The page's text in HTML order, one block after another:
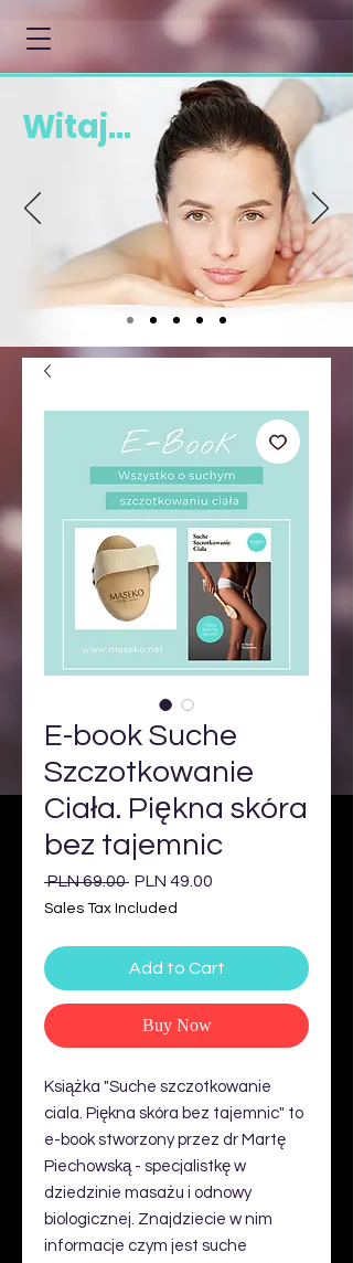
Witaj...
E-book Suche
Szczotkowanie
Ciała. Piękna skóra
bez tajemnic
PLN 69.00 Regular
PLN 49.00
Sales Tax Included
Add to Cart
Buy Now
Książka "Suche szczotkowanie
ciala. Piękna skóra bez tajemnic" to
e-book stworzony przez dr Martę
Piechowską - specjalistkę w
dziedzinie masażu i odnowy
biologicznej. Znajdziecie w nim
informacje czym jest suche